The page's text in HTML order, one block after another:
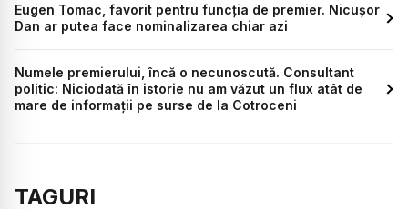
Eugen Tomac, favorit pentru funcția de premier. Nicușor
Dan ar putea face nominalizarea chiar azi
Numele premierului, încă o necunoscută. Consultant
politic: Niciodată în istorie nu am văzut un flux atât de
mare de informații pe surse de la Cotroceni
TAGURI